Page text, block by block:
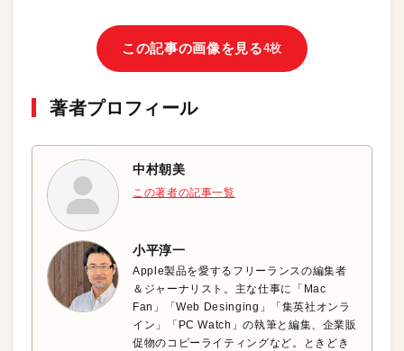
この記事の画像を見る4枚
著者プロフィール
中村朝美
この著者の記事一覧
小平淳一
Apple製品を愛するフリーランスの編集者
＆ジャーナリスト。主な仕事に「Mac
Fan」「Web Desinging」「集英社オンラ
イン」「PC Watch」の執筆と編集、企業販
促物のコピーライティングなど。ときどき